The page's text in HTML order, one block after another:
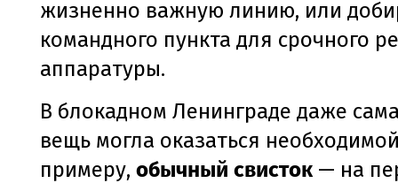
жизненно важную линию, или
командного пункта для срочного
аппаратуры.
В блокадном Ленинграде даже
вещь могла оказаться
примеру, обычный свисток — на